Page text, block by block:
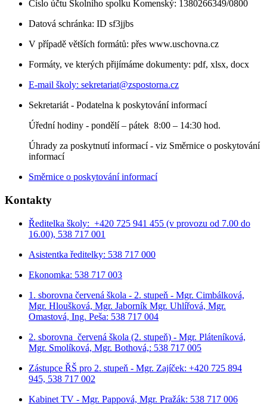
Číslo účtu Školního spolku Komenský: 1380266349/0800
Datová schránka: ID sf3jjbs
V případě větších formátů: přes www.uschovna.cz
Formáty, ve kterých přijímáme dokumenty: pdf, xlsx, docx
E-mail školy: sekretariat@zspostorna.cz
Sekretariát - Podatelna k poskytování informací
Úřední hodiny - pondělí – pátek 8:00 – 14:30 hod.
Úhrady za poskytnutí informací - viz Směrnice o poskytování
informací
Směrnice o poskytování informací
Kontakty
Ředitelka školy: +420 725 941 455 (v provozu od 7.00 do
16.00), 538 717 001
Asistentka ředitelky: 538 717 000
Ekonomka: 538 717 003
1. sborovna červená škola - 2. stupeň - Mgr. Cimbálková,
Mgr. Hloušková, Mgr. Jaborník Mgr. Uhlířová, Mgr.
Omastová, Ing. Peša: 538 717 004
2. sborovna červená škola (2. stupeň) - Mgr. Pláteníková,
Mgr. Smolíková, Mgr. Bothová,: 538 717 005
Zástupce ŘŠ pro 2. stupeň - Mgr. Zajíček: +420 725 894
945, 538 717 002
Kabinet TV - Mgr. Pappová, Mgr. Pražák: 538 717 006